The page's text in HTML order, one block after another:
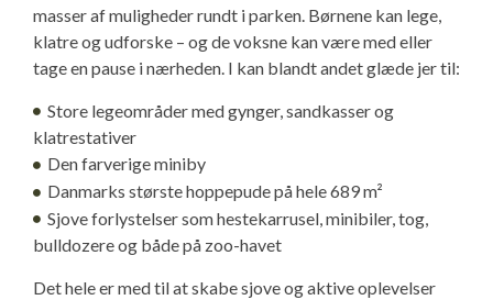
masser af muligheder rundt i parken. Børnene kan lege,
klatre og udforske – og de voksne kan være med eller
tage en pause i nærheden. I kan blandt andet glæde jer til:
Store legeområder med gynger, sandkasser og
klatrestativer
Den farverige miniby
Danmarks største hoppepude på hele 689 m²
Sjove forlystelser som hestekarrusel, minibiler, tog,
bulldozere og både på zoo-havet
Det hele er med til at skabe sjove og aktive oplevelser